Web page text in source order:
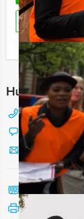
Hulp nodig
088 428 81 17
Chat met
Stuur ons
Bel mij terug
Bekijk